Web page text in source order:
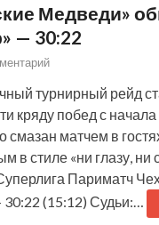
Медведи»
— 30:22
турнирный рейд
кряду побед с
смазан матчем в
в стиле «ни глазу, ни
Париматч
(15:12) Судьи:…